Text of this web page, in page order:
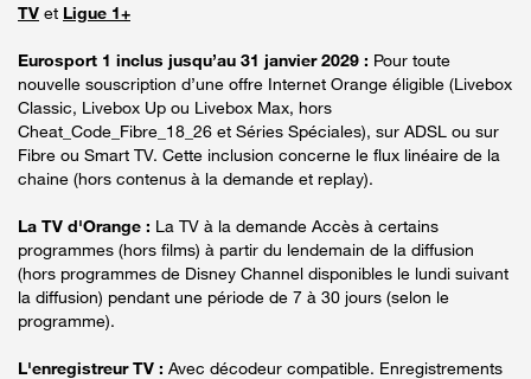
TV et Ligue 1+
Eurosport 1 inclus jusqu’au 31 janvier 2029 : Pour toute
nouvelle souscription d’une offre Internet Orange éligible (Livebox
Classic, Livebox Up ou Livebox Max, hors
Cheat_Code_Fibre_18_26 et Séries Spéciales), sur ADSL ou sur
Fibre ou Smart TV. Cette inclusion concerne le flux linéaire de la
chaine (hors contenus à la demande et replay).
La TV d'Orange : La TV à la demande Accès à certains
programmes (hors films) à partir du lendemain de la diffusion
(hors programmes de Disney Channel disponibles le lundi suivant
la diffusion) pendant une période de 7 à 30 jours (selon le
programme).
L'enregistreur TV : Avec décodeur compatible. Enregistrements